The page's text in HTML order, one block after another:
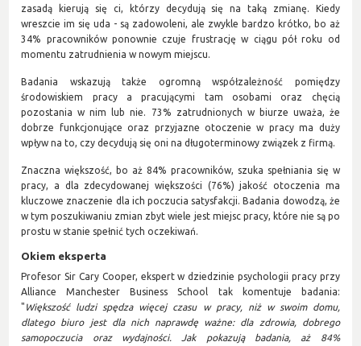
zasadą kierują się ci, którzy decydują się na taką zmianę. Kiedy
wreszcie im się uda - są zadowoleni, ale zwykle bardzo krótko, bo aż
34% pracowników ponownie czuje frustrację w ciągu pół roku od
momentu zatrudnienia w nowym miejscu.
Badania wskazują także ogromną współzależność pomiędzy
środowiskiem pracy a pracującymi tam osobami oraz chęcią
pozostania w nim lub nie. 73% zatrudnionych w biurze uważa, że
dobrze funkcjonujące oraz przyjazne otoczenie w pracy ma duży
wpływ na to, czy decydują się oni na długoterminowy związek z firmą.
Znaczna większość, bo aż 84% pracowników, szuka spełniania się w
pracy, a dla zdecydowanej większości (76%) jakość otoczenia ma
kluczowe znaczenie dla ich poczucia satysfakcji. Badania dowodzą, że
w tym poszukiwaniu zmian zbyt wiele jest miejsc pracy, które nie są po
prostu w stanie spełnić tych oczekiwań.
Okiem eksperta
Profesor Sir Cary Cooper, ekspert w dziedzinie psychologii pracy przy
Alliance Manchester Business School tak komentuje badania:
" Większość ludzi spędza więcej czasu w pracy, niż w swoim domu,
dlatego biuro jest dla nich naprawdę ważne: dla zdrowia, dobrego
samopoczucia oraz wydajności. Jak pokazują badania, aż 84%